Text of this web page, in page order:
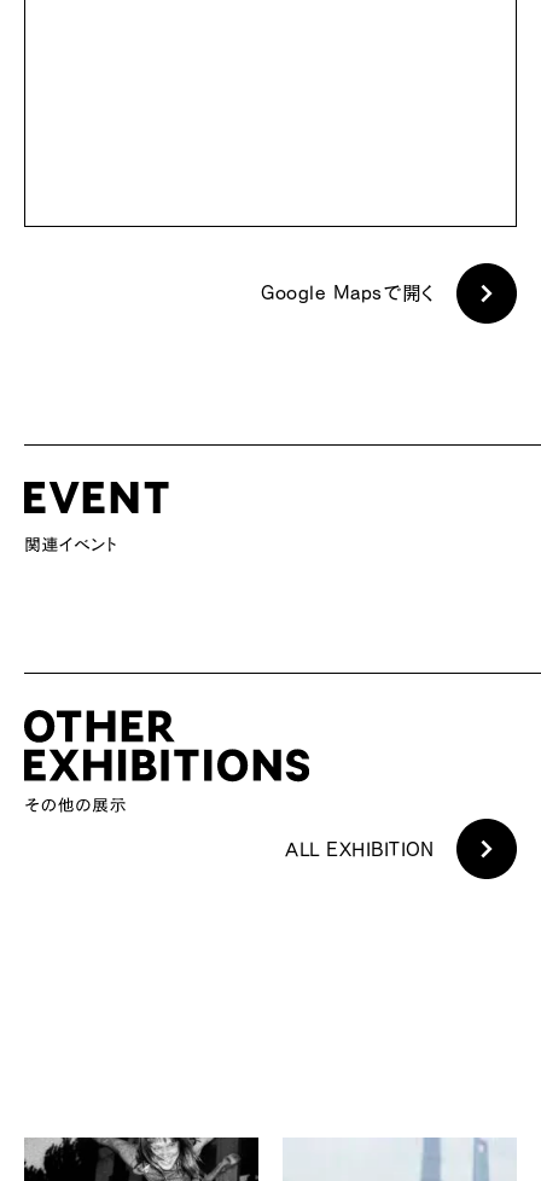
Google Mapsで開く
ALL EXHIBITION
ピオトル・ズビエルスキ